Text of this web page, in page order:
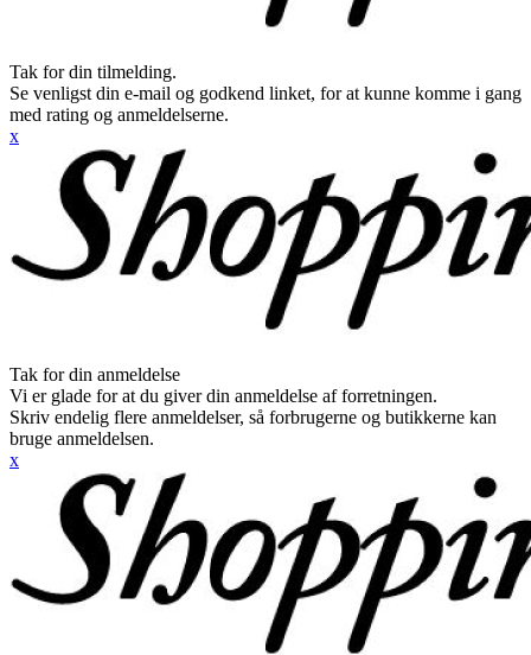
Tak for din tilmelding.
Se venligst din e-mail og godkend linket, for at kunne komme i gang
med rating og anmeldelserne.
x
Tak for din anmeldelse
Vi er glade for at du giver din anmeldelse af forretningen.
Skriv endelig flere anmeldelser, så forbrugerne og butikkerne kan
bruge anmeldelsen.
x